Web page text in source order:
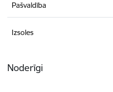
Pašvaldība
Izsoles
Noderīgi